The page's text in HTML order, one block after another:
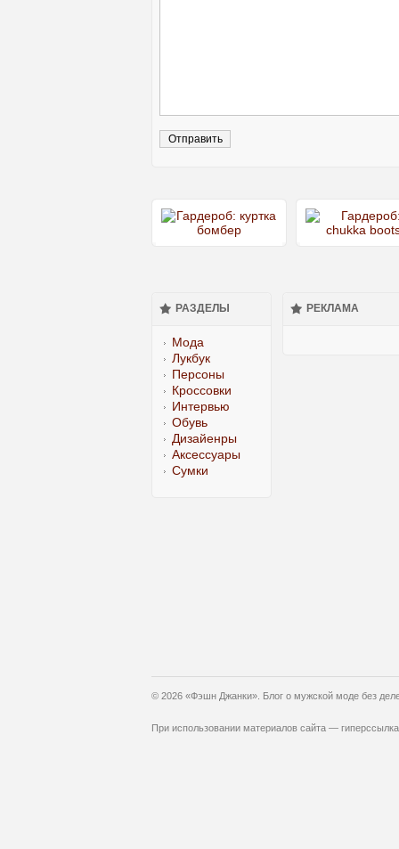
РАЗДЕЛЫ
Мода
Лукбук
Персоны
Кроссовки
Интервью
Обувь
Дизайенры
Аксессуары
Сумки
РЕКЛАМА
© 2026 «Фэшн Джанки». Блог о мужской моде без
При использовании материалов сайта —